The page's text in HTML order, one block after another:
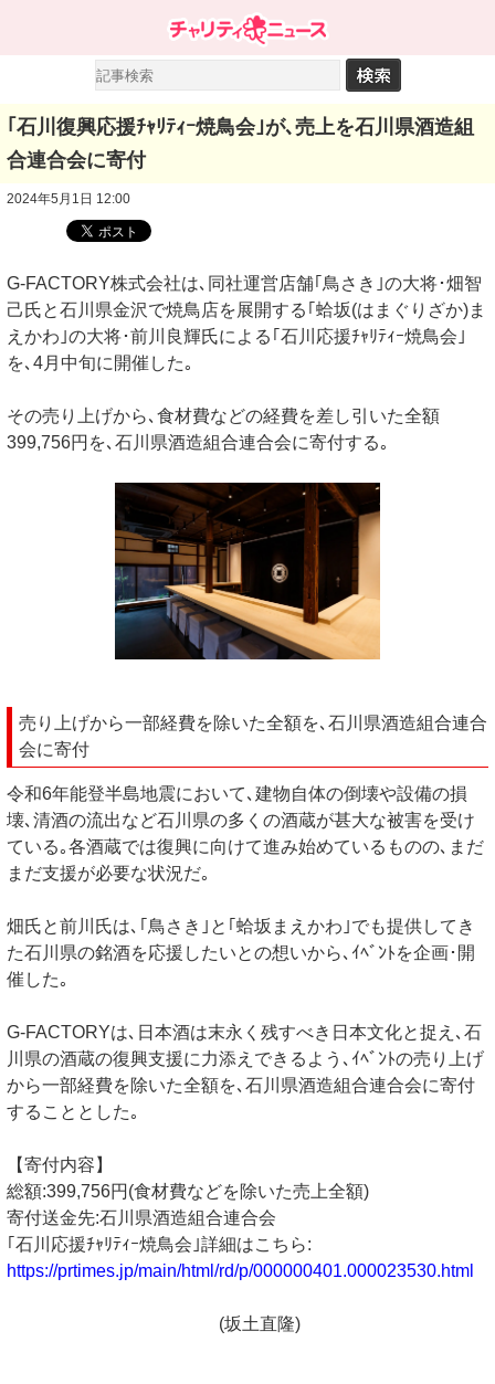
｢石川復興応援ﾁｬﾘﾃｨｰ焼鳥会｣が､売上を石川県酒造組
合連合会に寄付
2024年5月1日 12:00
G-FACTORY株式会社は､同社運営店舗｢鳥さき｣の大将･畑智
己氏と石川県金沢で焼鳥店を展開する｢蛤坂(はまぐりざか)ま
えかわ｣の大将･前川良輝氏による｢石川応援ﾁｬﾘﾃｨｰ焼鳥会｣
を､4月中旬に開催した｡
その売り上げから､食材費などの経費を差し引いた全額
399,756円を､石川県酒造組合連合会に寄付する｡
売り上げから一部経費を除いた全額を､石川県酒造組合連合
会に寄付
令和6年能登半島地震において､建物自体の倒壊や設備の損
壊､清酒の流出など石川県の多くの酒蔵が甚大な被害を受け
ている｡各酒蔵では復興に向けて進み始めているものの､まだ
まだ支援が必要な状況だ｡
畑氏と前川氏は､｢鳥さき｣と｢蛤坂まえかわ｣でも提供してき
た石川県の銘酒を応援したいとの想いから､ｲﾍﾞﾝﾄを企画･開
催した｡
G-FACTORYは､日本酒は末永く残すべき日本文化と捉え､石
川県の酒蔵の復興支援に力添えできるよう､ｲﾍﾞﾝﾄの売り上げ
から一部経費を除いた全額を､石川県酒造組合連合会に寄付
することとした｡
【寄付内容】
総額:399,756円(食材費などを除いた売上全額)
寄付送金先:石川県酒造組合連合会
｢石川応援ﾁｬﾘﾃｨｰ焼鳥会｣詳細はこちら:
https://prtimes.jp/main/html/rd/p/000000401.000023530.html
(坂土直隆)